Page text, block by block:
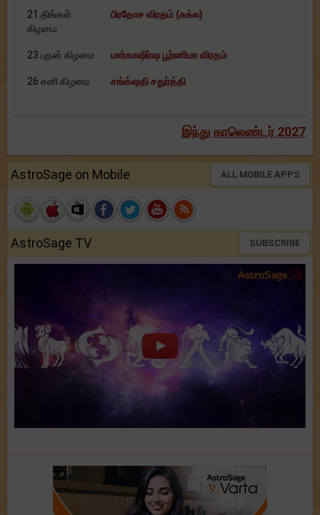
21 திங்கள்
கிழமை
பிரதோச விரதம் (சுக்ல)
23 புதன் கிழமை மார்காஷிர்ஷ பூர்ணிமா விரதம்
26 சனி கிழமை சங்க்‌ஷதி சதுர்த்தி
இந்து காலெண்டர் 2027
AstroSage on Mobile ALL MOBILE APPS
AstroSage TV SUBSCRIBE